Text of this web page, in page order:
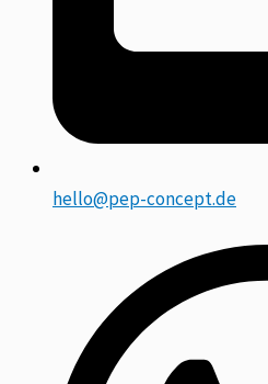
hello@pep-concept.de